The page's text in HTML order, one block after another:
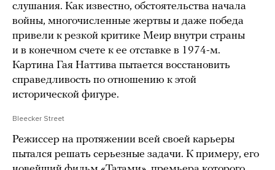
слушания. Как известно, обстоятельства начала
войны, многочисленные жертвы и даже победа
привели к резкой критике Меир внутри страны
и в конечном счете к ее отставке в 1974-м.
Картина Гая Наттива пытается восстановить
справедливость по отношению к этой
исторической фигуре.
Bleecker Street
Режиссер на протяжении всей своей карьеры
пытался решать серьезные задачи. К примеру, его